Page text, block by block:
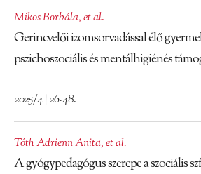
Mikos Borbála,et al.
Gerincvelői izomsorvadással élő
pszichoszociális és mentálhigiénés
2025/4 | 26-48.
Tóth Adrienn Anita,et al.
A gyógypedagógus szerepe a szociális